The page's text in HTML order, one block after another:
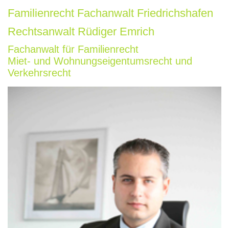
Familienrecht Fachanwalt Friedrichshafen
Rechtsanwalt Rüdiger Emrich
Fachanwalt für Familienrecht
Miet- und Wohnungseigentumsrecht und
Verkehrsrecht